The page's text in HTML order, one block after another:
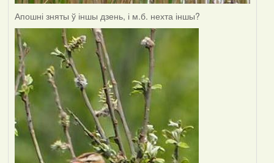
Апошні зняты ў іншы дзень, і м.б. нехта іншы?